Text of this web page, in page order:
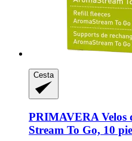
Cesta
PRIMAVERA Velos
Stream To Go, 10